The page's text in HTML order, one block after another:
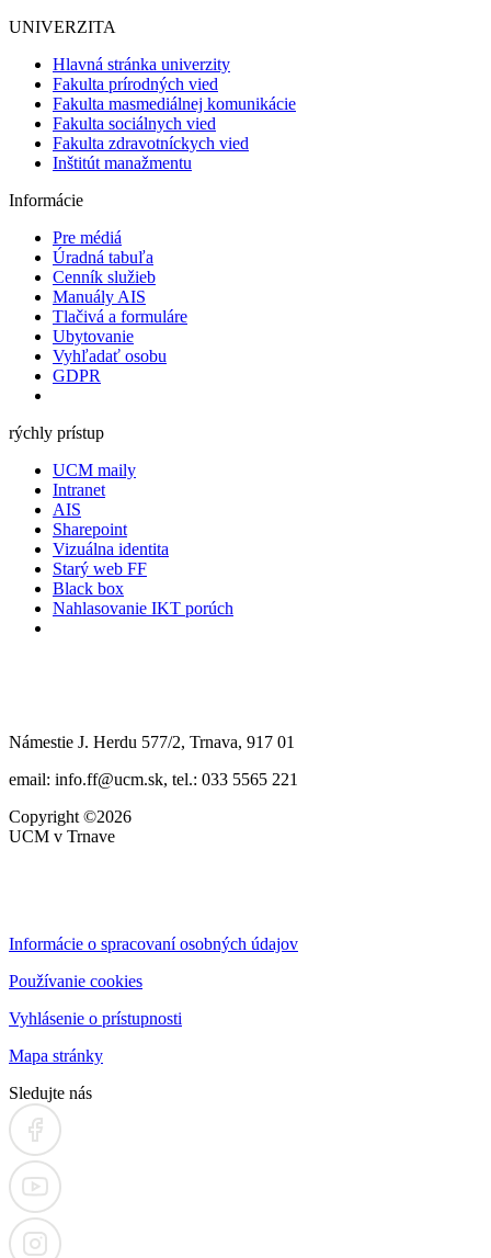
UNIVERZITA
Hlavná stránka univerzity
Fakulta prírodných vied
Fakulta masmediálnej komunikácie
Fakulta sociálnych vied
Fakulta zdravotníckych vied
Inštitút manažmentu
Informácie
Pre médiá
Úradná tabuľa
Cenník služieb
Manuály AIS
Tlačivá a formuláre
Ubytovanie
Vyhľadať osobu
GDPR
rýchly prístup
UCM maily
Intranet
AIS
Sharepoint
Vizuálna identita
Starý web FF
Black box
Nahlasovanie IKT porúch
Námestie J. Herdu 577/2, Trnava, 917 01
email: info.ff@ucm.sk, tel.: 033 5565 221
Copyright ©2026
UCM v Trnave
Informácie o spracovaní osobných údajov
Používanie cookies
Vyhlásenie o prístupnosti
Mapa stránky
Sledujte nás